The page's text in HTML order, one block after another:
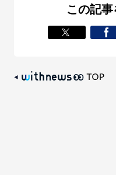
この記事